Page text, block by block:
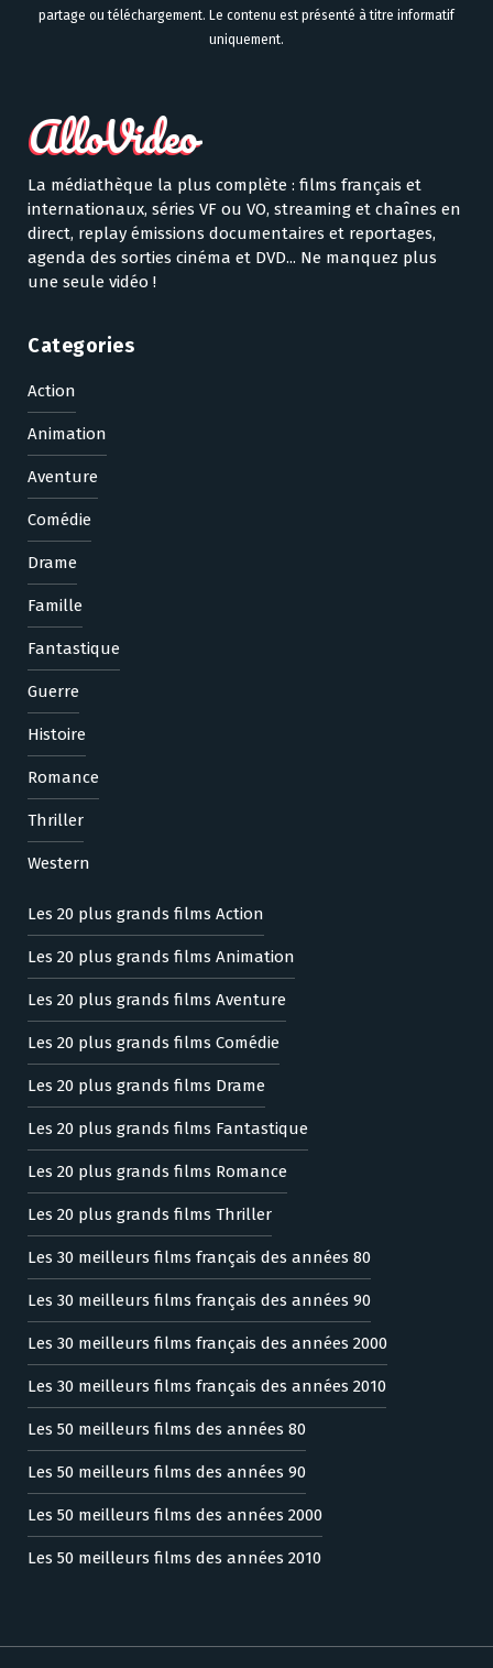
partage ou téléchargement. Le contenu est présenté à titre informatif
uniquement.
La médiathèque la plus complète : films français et
internationaux, séries VF ou VO, streaming et chaînes en
direct, replay émissions documentaires et reportages,
agenda des sorties cinéma et DVD... Ne manquez plus
une seule vidéo !
Categories
Action
Animation
Aventure
Comédie
Drame
Famille
Fantastique
Guerre
Histoire
Romance
Thriller
Western
Les 20 plus grands films Action
Les 20 plus grands films Animation
Les 20 plus grands films Aventure
Les 20 plus grands films Comédie
Les 20 plus grands films Drame
Les 20 plus grands films Fantastique
Les 20 plus grands films Romance
Les 20 plus grands films Thriller
Les 30 meilleurs films français des années 80
Les 30 meilleurs films français des années 90
Les 30 meilleurs films français des années 2000
Les 30 meilleurs films français des années 2010
Les 50 meilleurs films des années 80
Les 50 meilleurs films des années 90
Les 50 meilleurs films des années 2000
Les 50 meilleurs films des années 2010